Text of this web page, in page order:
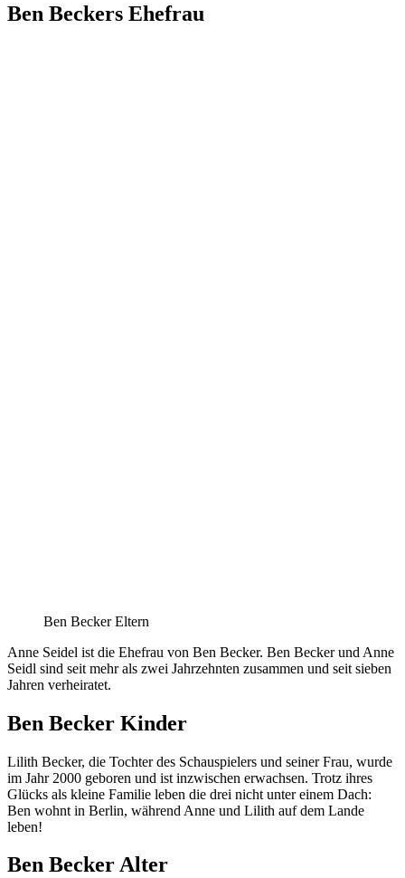
Ben Beckers Ehefrau
Ben Becker Eltern
Anne Seidel ist die Ehefrau von Ben Becker. Ben Becker und Anne
Seidl sind seit mehr als zwei Jahrzehnten zusammen und seit sieben
Jahren verheiratet.
Ben Becker Kinder
Lilith Becker, die Tochter des Schauspielers und seiner Frau, wurde
im Jahr 2000 geboren und ist inzwischen erwachsen. Trotz ihres
Glücks als kleine Familie leben die drei nicht unter einem Dach:
Ben wohnt in Berlin, während Anne und Lilith auf dem Lande
leben!
Ben Becker Alter